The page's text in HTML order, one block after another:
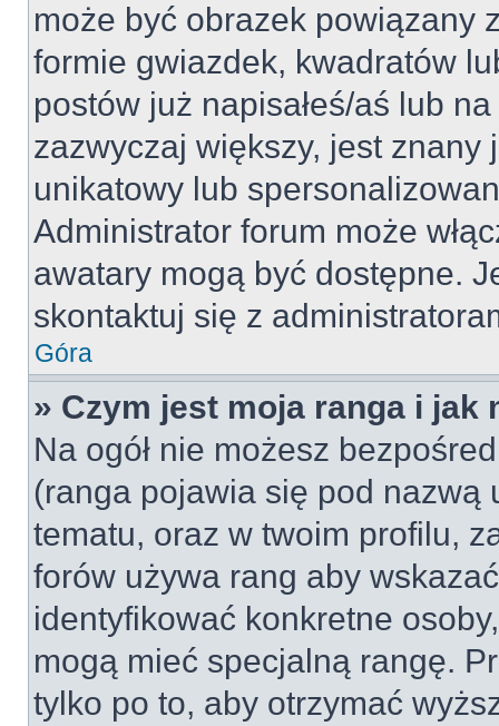
może być obrazek powiązany
formie gwiazdek, kwadratów
postów już napisałeś/aś lub
zazwyczaj większy, jest
unikatowy lub
Administrator forum może
awatary mogą być dostępne.
skontaktuj się z
Góra
» Czym jest moja ranga i jak
Na ogół nie możesz
(ranga pojawia się pod
tematu, oraz w twoim profilu,
forów używa rang aby
identyfikować konkretne
mogą mieć specjalną rangę.
tylko po to, aby otrzymać